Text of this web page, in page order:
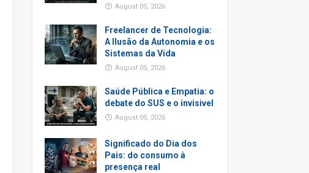
August 05, 2026
Freelancer de Tecnologia:
A Ilusão da Autonomia e os
Sistemas da Vida
August 05, 2026
Saúde Pública e Empatia: o
debate do SUS e o invisivel
August 05, 2026
Significado do Dia dos
Pais: do consumo à
presença real